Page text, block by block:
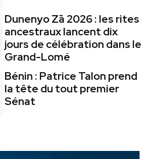
Dunenyo Zā 2026 : les rites
ancestraux lancent dix
jours de célébration dans le
Grand-Lomé
Bénin : Patrice Talon prend
la tête du tout premier
Sénat